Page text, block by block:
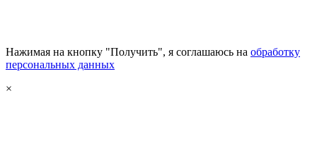
Нажимая на кнопку "Получить", я соглашаюсь на обработку
персональных данных
×